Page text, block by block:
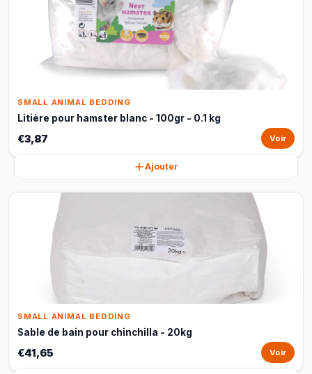
SMALL ANIMAL BEDDING
Litière pour hamster blanc - 100gr - 0.1 kg
€3,87 Voir
Ajouter
SMALL ANIMAL BEDDING
Sable de bain pour chinchilla - 20kg
€41,65 Voir